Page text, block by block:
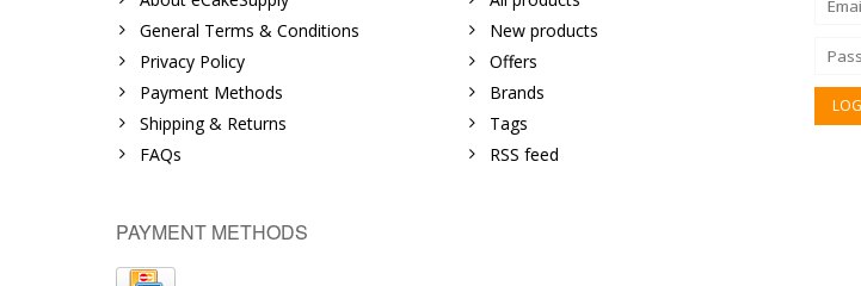
General Terms & Conditions
Privacy Policy
Payment Methods
Shipping & Returns
FAQs
New products
Offers
Brands
Tags
RSS feed
PAYMENT METHODS